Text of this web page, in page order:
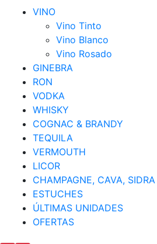
VINO
Vino Tinto
Vino Blanco
Vino Rosado
GINEBRA
RON
VODKA
WHISKY
COGNAC & BRANDY
TEQUILA
VERMOUTH
LICOR
CHAMPAGNE, CAVA, SIDRA
ESTUCHES
ÚLTIMAS UNIDADES
OFERTAS